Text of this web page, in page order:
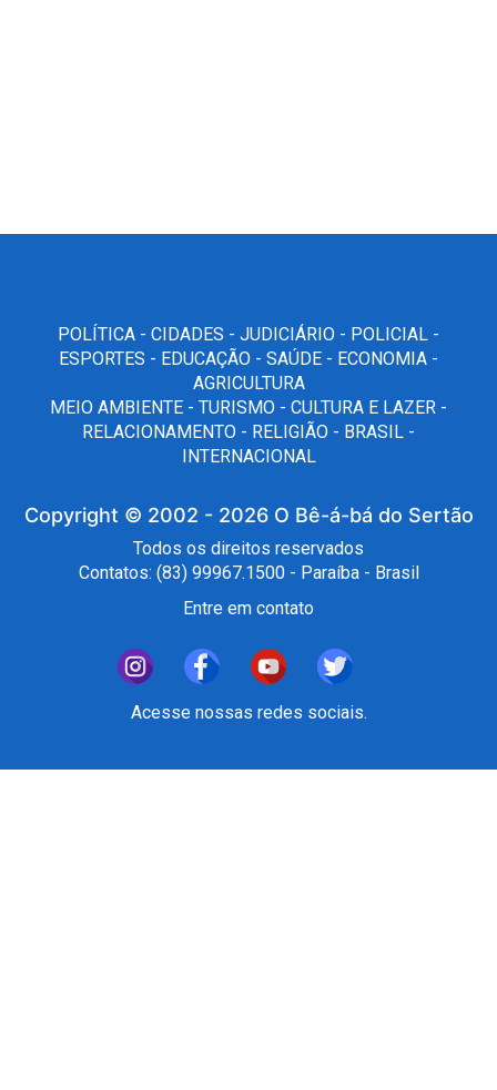
POLÍTICA - CIDADES - JUDICIÁRIO - POLICIAL -
ESPORTES - EDUCAÇÃO - SAÚDE - ECONOMIA -
AGRICULTURA
MEIO AMBIENTE - TURISMO - CULTURA E LAZER -
RELACIONAMENTO - RELIGIÃO - BRASIL -
INTERNACIONAL
Copyright © 2002 - 2026O Bê-á-bá do Sertão
Todos os direitos reservados
Contatos: (83) 99967.1500 - Paraíba - Brasil
Entre em contato
Acesse nossas redes sociais.